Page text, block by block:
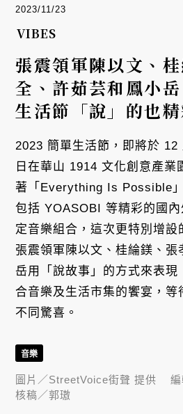
2023/11/23
VIBES
張震領軍陳以文、
全、許茹芸和鳳小
生活節「說」的也
2023 簡單生活節，即將於
日在華山 1914 文化創意產業
著「Everything Is Possible
包括 YOASOBI 等精彩的國
定音樂組合，這次更特別增設
張震領軍陳以文、桂綸鎂、張
岳用「說故事」的方式來表現
合音樂及生活市集的饗宴，等
不同驚喜。
音樂
圖片／StreetVoice街聲 提供
核稿／郭璈